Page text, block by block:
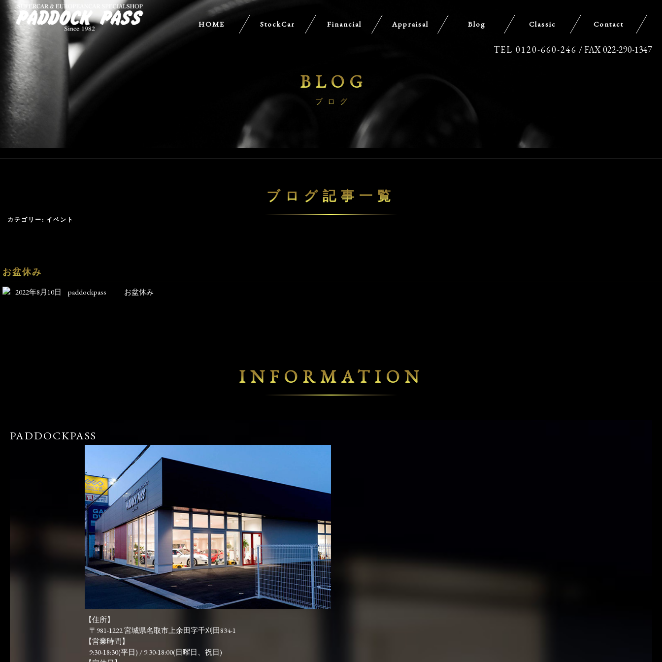
TEL 0120-660-246 / FAX 022-290-1347
HOME StockCar Financial Appraisal Blog Classic Contact
BLOG
ブログ
ブログ記事一覧
カテゴリー: イベント
お盆休み
2022年8月10日 paddockpass お盆休み
INFORMATION
PADDOCKPASS
【住所】
〒981-1222 宮城県名取市上余田字千刈田834-1
【営業時間】
9:30-18:30(平日) / 9:30-18:00(日曜日、祝日)